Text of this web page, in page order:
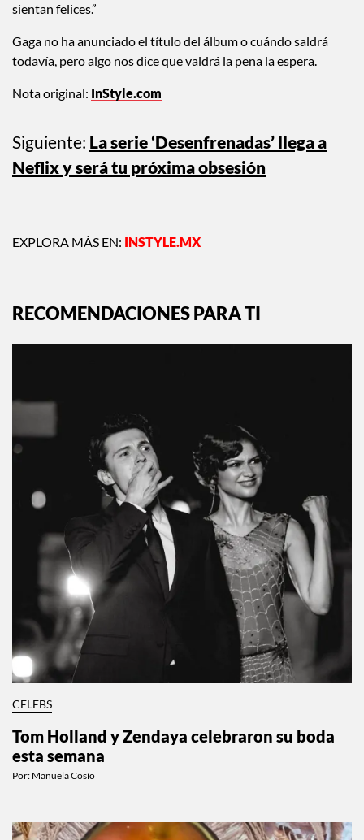
sientan felices.”
Gaga no ha anunciado el título del álbum o cuándo saldrá
todavía, pero algo nos dice que valdrá la pena la espera.
Nota original: InStyle.com
Siguiente: La serie ‘Desenfrenadas’ llega a
Neflix y será tu próxima obsesión
EXPLORA MÁS EN: INSTYLE.MX
RECOMENDACIONES PARA TI
CELEBS
Tom Holland y Zendaya celebraron su boda
esta semana
Por: Manuela Cosío